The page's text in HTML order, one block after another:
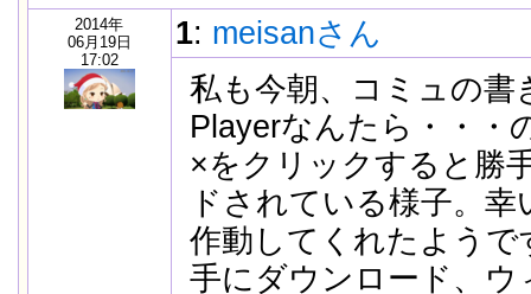
2014年
06月19日
17:02
1: meisanさん
私も今朝、コミュの書
Playerなんたら・・
×をクリックすると勝
ドされている様子。
作動してくれたようで
手にダウンロード、ウ